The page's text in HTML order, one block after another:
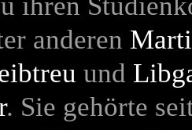
anderen
und
. Sie gehörte